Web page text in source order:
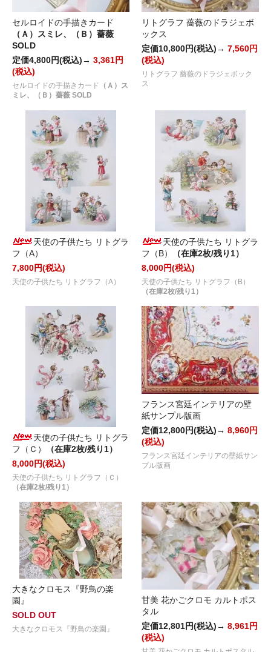
セルロイドの手描きカード
（Ａ）スミレ、（Ｂ）薔薇
SOLD
定価4,800円(税込)→ 3,361円
(税込)
セルロイドの手描きカード
（Ａ）ス
ミレ、（Ｂ）薔薇 SOLD
リトグラフ 薔薇のドラジェボ
ックス
定価10,800円(税込)→ 7,560円
(税込)
リトグラフ 薔薇のドラジェボック
ス
天使の子供たち リトグラ
フ（A）
7,800円(税込)
天使の子供たち リトグラフ（A）
天使の子供たち リトグラ
フ（B）
（在庫2枚/残り1）
8,000円(税込)
天使の子供たち リトグラフ（B）
（在庫2枚/残り1）
天使の子供たち リトグラ
フ（Ｃ）
（在庫2枚/残り1）
8,000円(税込)
天使の子供たち リトグラフ（Ｃ）
（在庫2枚/残り1）
フランス宮廷インテリアの壁
紙サンプル版画
定価12,800円(税込)→ 8,960円
(税込)
フランス宮廷インテリアの壁紙サン
プル版画
大きなクロモス『野鳥の楽
園』
SOLD OUT
大きなクロモス『野鳥の楽園』
甘美 花かごクロモ カルトポス
タル
定価12,801円(税込)→ 8,961円
(税込)